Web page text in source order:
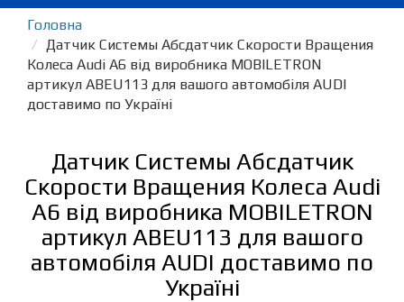
Головна
Датчик Системы Абсдатчик Скорости Вращения
Колеса Audi A6 від виробника MOBILETRON
артикул ABEU113 для вашого автомобіля AUDI
доставимо по Україні
Датчик Системы Абсдатчик
Скорости Вращения Колеса Audi
A6 від виробника MOBILETRON
артикул ABEU113 для вашого
автомобіля AUDI доставимо по
Україні